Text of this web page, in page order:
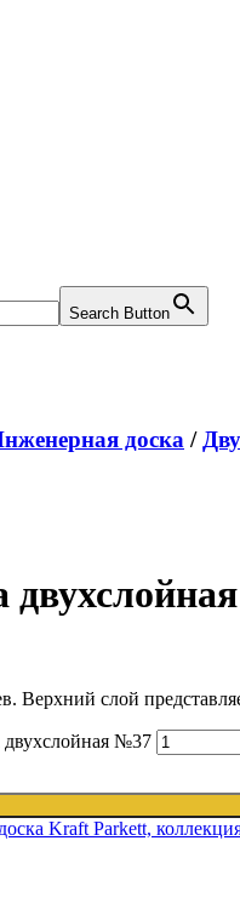
Search Button
доска /
Верхний слой
двухслойная №37
Kraft Parkett,